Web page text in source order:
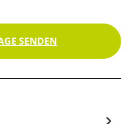
SENDEN